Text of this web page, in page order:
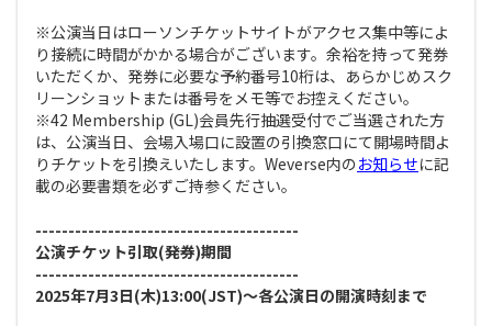
※公演当日はローソンチケットサイトがアクセス集中等によ
り接続に時間がかかる場合がございます。余裕を持って発券
いただくか、発券に必要な予約番号10桁は、あらかじめスク
リーンショットまたは番号をメモ等でお控えください。
※42 Membership (GL)会員先行抽選受付でご当選された方
は、公演当日、会場入場口に設置の引換窓口にて開場時間よ
りチケットを引換えいたします。Weverse内のお知らせに記
載の必要書類を必ずご持参ください。
----------------------------------------
公演チケット引取(発券)期間
----------------------------------------
2025年7月3日(木)13:00(JST)～各公演日の開演時刻まで